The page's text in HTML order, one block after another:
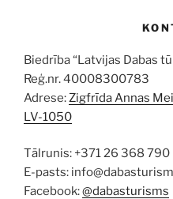
Biedrība “Latvijas Dabas
Reģ.nr. 40008300783
Adrese: Zigfrīda Annas
LV-1050
Tālrunis: +371 26 368 790
E-pasts:
Facebook:@dabasturisms